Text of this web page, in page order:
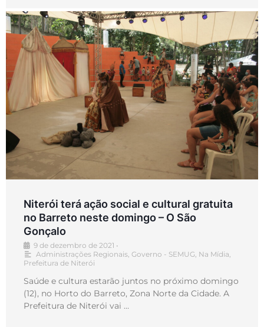
Niterói terá ação social e cultural gratuita
no Barreto neste domingo – O São
Gonçalo
9 de dezembro de 2021 •
Administrações Regionais, Governo - SEMUG, Na Mídia,
Prefeitura de Niterói
Saúde e cultura estarão juntos no próximo domingo
(12), no Horto do Barreto, Zona Norte da Cidade. A
Prefeitura de Niterói vai …